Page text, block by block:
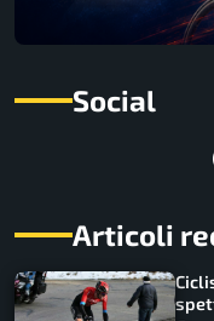
Social
Articoli